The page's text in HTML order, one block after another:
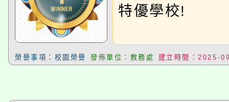
車」活動
桃園市115學年度學生
生本土語及新住民語歌
公告本校115學年度第
代理(課)教師甄選結果(
公告本校115學年度第
特優學校!
榮譽事項：校園榮譽 發佈單位：教務處 建立時間：2025-